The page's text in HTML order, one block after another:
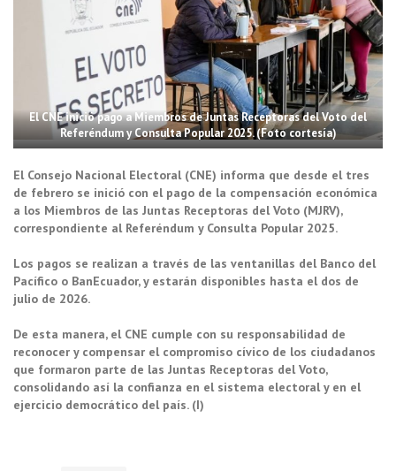
El CNE inició pago a Miembros de Juntas Receptoras del Voto del
Referéndum y Consulta Popular 2025. (Foto cortesía)
El Consejo Nacional Electoral (CNE) informa que desde el tres
de febrero se inició con el pago de la compensación económica
a los Miembros de las Juntas Receptoras del Voto (MJRV),
correspondiente al Referéndum y Consulta Popular 2025.
Los pagos se realizan a través de las ventanillas del Banco del
Pacífico o BanEcuador, y estarán disponibles hasta el dos de
julio de 2026.
De esta manera, el CNE cumple con su responsabilidad de
reconocer y compensar el compromiso cívico de los ciudadanos
que formaron parte de las Juntas Receptoras del Voto,
consolidando así la confianza en el sistema electoral y en el
ejercicio democrático del país. (I)